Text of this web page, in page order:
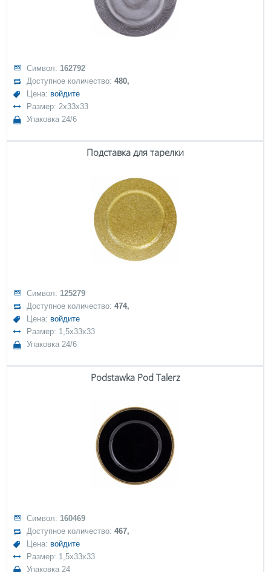
Символ: 162792
Доступное количество:480,
Цена: войдите
Размер: 2x33x33
Упаковка 24/6
Подставка для тарелки
Символ: 125279
Доступное количество:474,
Цена: войдите
Размер: 1,5x33x33
Упаковка 24/6
Podstawka Pod Talerz
Символ: 160469
Доступное количество:467,
Цена: войдите
Размер: 1,5x33x33
Упаковка 24